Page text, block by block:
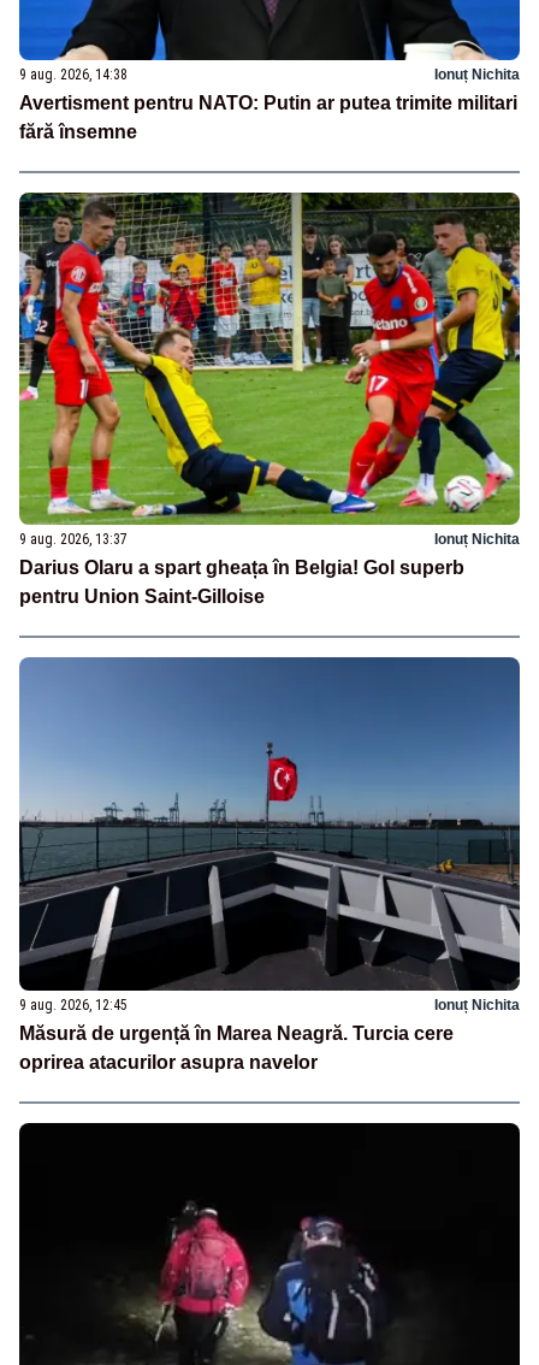
9 aug. 2026, 14:38 Ionuț Nichita
Avertisment pentru NATO: Putin ar putea trimite militari
fără însemne
9 aug. 2026, 13:37 Ionuț Nichita
Darius Olaru a spart gheața în Belgia! Gol superb
pentru Union Saint-Gilloise
9 aug. 2026, 12:45 Ionuț Nichita
Măsură de urgență în Marea Neagră. Turcia cere
oprirea atacurilor asupra navelor